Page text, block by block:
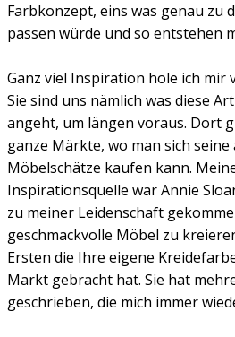
Farbkonzept, eins was genau zu
passen würde und so entstehen
Ganz viel Inspiration hole ich mir
Sie sind uns nämlich was diese
angeht, um längen voraus. Dort
ganze Märkte, wo man sich
Möbelschätze kaufen kann.
Inspirationsquelle war Annie
zu meiner Leidenschaft
geschmackvolle Möbel zu
Ersten die Ihre eigene
Markt gebracht hat. Sie hat
geschrieben, die mich immer